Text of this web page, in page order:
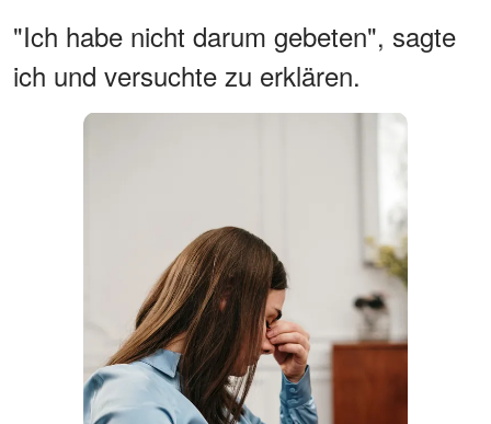
"Ich habe nicht darum gebeten", sagte
ich und versuchte zu erklären.